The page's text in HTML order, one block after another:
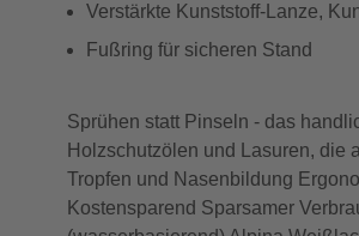
Verstärkte Kunststoff-Lanze,
Fußring für sicheren Stand
Sprühen statt Pinseln - das
Holzschutzölen und Lasuren, die
Tropfen und Nasenbildung
Kostensparend Sparsamer